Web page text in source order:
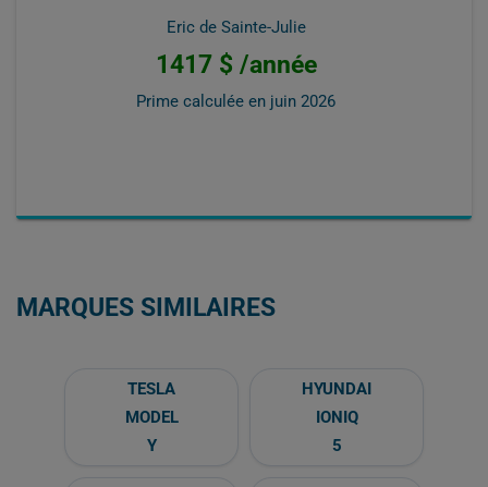
Eric de Sainte-Julie
1417 $ /année
Prime calculée en juin 2026
MARQUES SIMILAIRES
TESLA
MODEL
Y
HYUNDAI
IONIQ
5